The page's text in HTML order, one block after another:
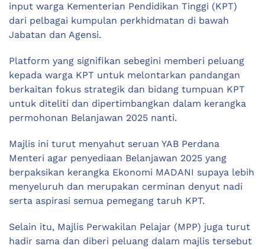
input warga Kementerian Pendidikan Tinggi (KPT)
dari pelbagai kumpulan perkhidmatan di bawah
Jabatan dan Agensi.
Platform yang signifikan sebegini memberi peluang
kepada warga KPT untuk melontarkan pandangan
berkaitan fokus strategik dan bidang tumpuan KPT
untuk diteliti dan dipertimbangkan dalam kerangka
permohonan Belanjawan 2025 nanti.
Majlis ini turut menyahut seruan YAB Perdana
Menteri agar penyediaan Belanjawan 2025 yang
berpaksikan kerangka Ekonomi MADANI supaya lebih
menyeluruh dan merupakan cerminan denyut nadi
serta aspirasi semua pemegang taruh KPT.
Selain itu, Majlis Perwakilan Pelajar (MPP) juga turut
hadir sama dan diberi peluang dalam majlis tersebut